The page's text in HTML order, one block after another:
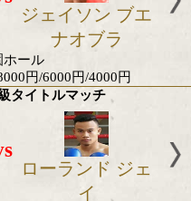
メルリト
ニラ・アリーナ
ナレス再起第2戦
vs
カルロス